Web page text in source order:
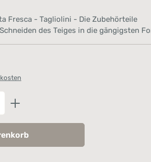
Fresca - Tagliolini - Die Zubehörteile
des Teiges in die gängigsten
den gewünschten